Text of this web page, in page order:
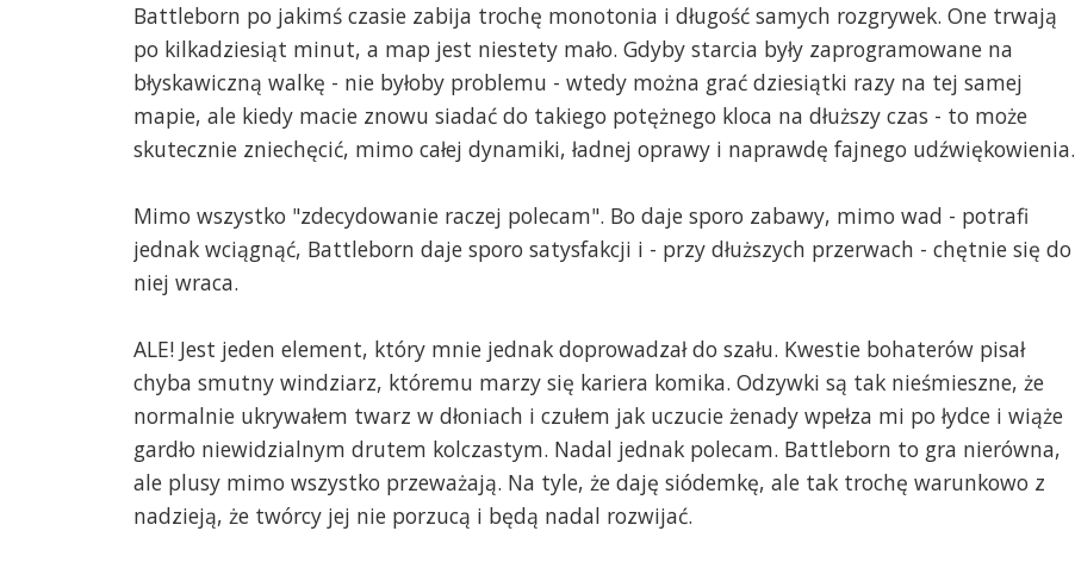
Battleborn po jakimś czasie zabija trochę monotonia i długość samych rozgrywek. One trwają
po kilkadziesiąt minut, a map jest niestety mało. Gdyby starcia były zaprogramowane na
błyskawiczną walkę - nie byłoby problemu - wtedy można grać dziesiątki razy na tej samej
mapie, ale kiedy macie znowu siadać do takiego potężnego kloca na dłuższy czas - to może
skutecznie zniechęcić, mimo całej dynamiki, ładnej oprawy i naprawdę fajnego udźwiękowienia.
Mimo wszystko "zdecydowanie raczej polecam". Bo daje sporo zabawy, mimo wad - potrafi
jednak wciągnąć, Battleborn daje sporo satysfakcji i - przy dłuższych przerwach - chętnie się do
niej wraca.
ALE! Jest jeden element, który mnie jednak doprowadzał do szału. Kwestie bohaterów pisał
chyba smutny windziarz, któremu marzy się kariera komika. Odzywki są tak nieśmieszne, że
normalnie ukrywałem twarz w dłoniach i czułem jak uczucie żenady wpełza mi po łydce i wiąże
gardło niewidzialnym drutem kolczastym. Nadal jednak polecam. Battleborn to gra nierówna,
ale plusy mimo wszystko przeważają. Na tyle, że daję siódemkę, ale tak trochę warunkowo z
nadzieją, że twórcy jej nie porzucą i będą nadal rozwijać.